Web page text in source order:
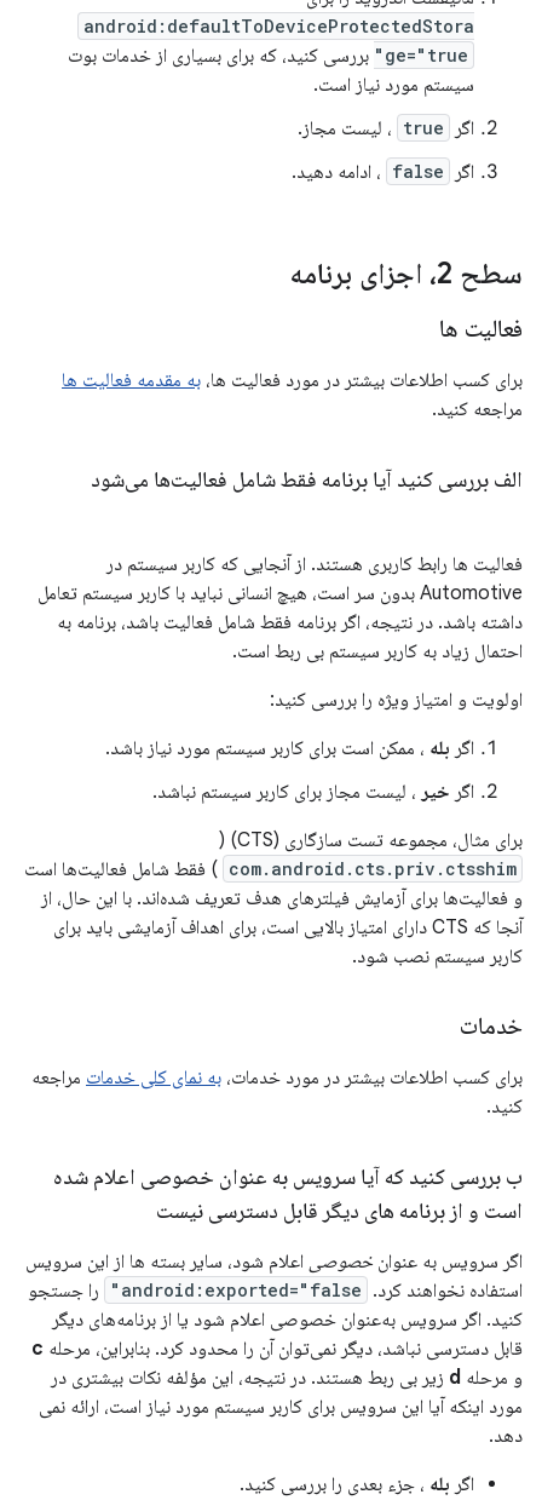
android:defaultToDeviceProtectedStora
ge="true"
بررسی کنید، که برای بسیاری از خدمات بوت
سیستم مورد نیاز است.
اگر
true ، لیست مجاز.
اگر
false ، ادامه دهید.
سطح 2، اجزای برنامه
فعالیت ها
برای کسب اطلاعات بیشتر در مورد فعالیت ها، به مقدمه فعالیت ها
مراجعه کنید.
الف بررسی کنید آیا برنامه فقط شامل فعالیت‌ها می‌شود
فعالیت ها رابط کاربری هستند. از آنجایی که کاربر سیستم در
Automotive بدون سر است، هیچ انسانی نباید با کاربر سیستم تعامل
داشته باشد. در نتیجه، اگر برنامه فقط شامل فعالیت باشد، برنامه به
احتمال زیاد به کاربر سیستم بی ربط است.
اولویت و امتیاز ویژه را بررسی کنید:
اگر بله ، ممکن است برای کاربر سیستم مورد نیاز باشد.
اگر خیر ، لیست مجاز برای کاربر سیستم نباشد.
برای مثال، مجموعه تست سازگاری (CTS) (
com.android.cts.priv.ctsshim ) فقط شامل فعالیت‌ها است
و فعالیت‌ها برای آزمایش فیلترهای هدف تعریف شده‌اند. با این حال، از
آنجا که CTS دارای امتیاز بالایی است، برای اهداف آزمایشی باید برای
کاربر سیستم نصب شود.
خدمات
برای کسب اطلاعات بیشتر در مورد خدمات، به نمای کلی خدمات مراجعه
کنید.
ب بررسی کنید که آیا سرویس به عنوان خصوصی اعلام شده
است و از برنامه های دیگر قابل دسترسی نیست
اگر سرویس به عنوان خصوصی اعلام شود، سایر بسته ها از این سرویس
استفاده نخواهند کرد. android:exported="false"
را جستجو
کنید. اگر سرویس به‌عنوان خصوصی اعلام شود یا از برنامه‌های دیگر
قابل دسترسی نباشد، دیگر نمی‌توان آن را محدود کرد. بنابراین، مرحله c
و مرحله d زیر بی ربط هستند. در نتیجه، این مؤلفه نکات بیشتری در
مورد اینکه آیا این سرویس برای کاربر سیستم مورد نیاز است، ارائه نمی
دهد.
اگر بله ، جزء بعدی را بررسی کنید.